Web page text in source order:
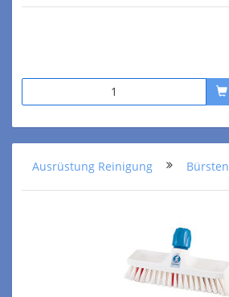
Ausrüstung Reinigung Bürsten